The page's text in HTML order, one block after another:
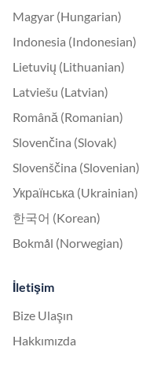
Magyar (Hungarian)
Indonesia (Indonesian)
Lietuvių (Lithuanian)
Latviešu (Latvian)
Română (Romanian)
Slovenčina (Slovak)
Slovenščina (Slovenian)
Українська (Ukrainian)
한국어 (Korean)
Bokmål (Norwegian)
İletişim
Bize Ulaşın
Hakkımızda